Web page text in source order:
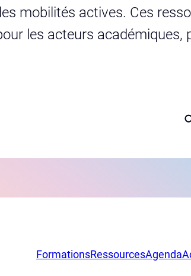
mobilités actives. Ces
les acteurs académiques,
FormationsRessourcesAgenda